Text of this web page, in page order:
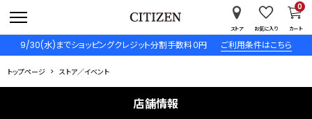
9/30(水)までショッピングクレジット分割手数料０円 ご利用条件はこちら
ストア お気に入り カート
0
トップページ ストア／イベント
店舗情報